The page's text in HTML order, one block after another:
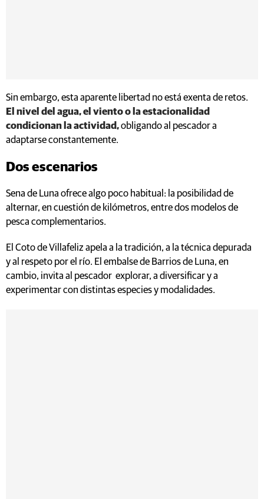
Sin embargo, esta aparente libertad no está exenta de retos.
El nivel del agua, el viento o la estacionalidad
condicionan la actividad,obligando al pescador a
adaptarse constantemente.
Dos escenarios
Sena de Luna ofrece algo poco habitual: la posibilidad de
alternar, en cuestión de kilómetros, entre dos modelos de
pesca complementarios.
El Coto de Villafeliz apela a la tradición, a la técnica depurada
y al respeto por el río. El embalse de Barrios de Luna, en
cambio, invita al pescador explorar, a diversificar y a
experimentar con distintas especies y modalidades.